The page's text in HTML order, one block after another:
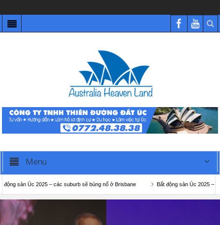
Menu
sản Úc 2025 – các suburb sẽ bùng nổ ở Brisbane Bất động sản Úc 2025 – các